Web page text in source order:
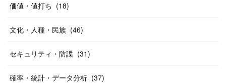
価値・値打ち (18)
文化・人種・民族 (46)
セキュリティ・防諜 (31)
確率・統計・データ分析 (37)